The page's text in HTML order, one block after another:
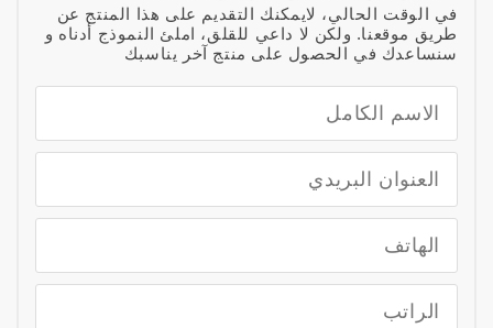
في الوقت الحالي، لايمكنك التقديم على هذا المنتج عن
طريق موقعنا. ولكن لا داعي للقلق، املئ النموذج أدناه و
سنساعدك في الحصول على منتج آخر يناسبك